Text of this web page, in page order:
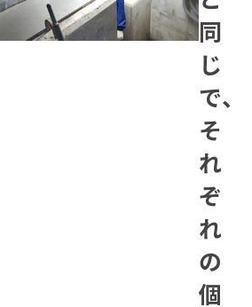
同
じ
で、
そ
れ
ぞ
れ
の
個